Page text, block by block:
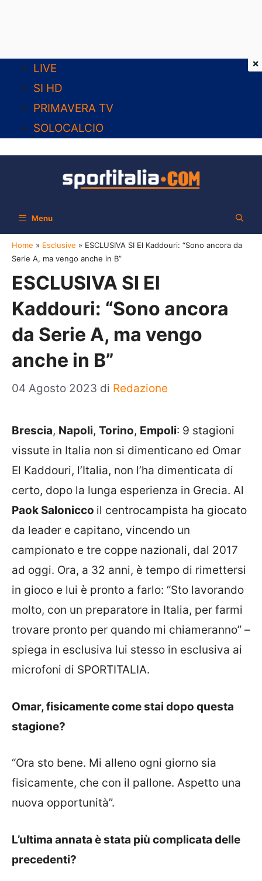
contenuto
LIVE
SI HD
PRIMAVERA TV
SOLOCALCIO
Menu
Home » Esclusive » ESCLUSIVA SI El Kaddouri: “Sono ancora da
Serie A, ma vengo anche in B”
ESCLUSIVA SI El
Kaddouri: “Sono ancora
da Serie A, ma vengo
anche in B”
04 Agosto 2023 di Redazione
Brescia, Napoli, Torino, Empoli: 9 stagioni
vissute in Italia non si dimenticano ed Omar
El Kaddouri, l’Italia, non l’ha dimenticata di
certo, dopo la lunga esperienza in Grecia. Al
Paok Salonicco il centrocampista ha giocato
da leader e capitano, vincendo un
campionato e tre coppe nazionali, dal 2017
ad oggi. Ora, a 32 anni, è tempo di rimettersi
in gioco e lui è pronto a farlo: “Sto lavorando
molto, con un preparatore in Italia, per farmi
trovare pronto per quando mi chiameranno” –
spiega in esclusiva lui stesso in esclusiva ai
microfoni di SPORTITALIA.
Omar, fisicamente come stai dopo questa
stagione?
“Ora sto bene. Mi alleno ogni giorno sia
fisicamente, che con il pallone. Aspetto una
nuova opportunità”.
L’ultima annata è stata più complicata delle
precedenti?
×